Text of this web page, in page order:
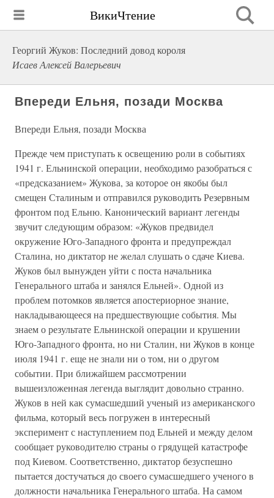
ВикиЧтение
Георгий Жуков: Последний довод короля
Исаев Алексей Валерьевич
Впереди Ельня, позади Москва
Впереди Ельня, позади Москва
Прежде чем приступать к освещению роли в событиях
1941 г. Ельнинской операции, необходимо разобраться с
«предсказанием» Жукова, за которое он якобы был
смещен Сталиным и отправился руководить Резервным
фронтом под Ельню. Канонический вариант легенды
звучит следующим образом: «Жуков предвидел
окружение Юго-Западного фронта и предупреждал
Сталина, но диктатор не желал слушать о сдаче Киева.
Жуков был вынужден уйти с поста начальника
Генерального штаба и занялся Ельней». Одной из
проблем потомков является апостериорное знание,
накладывающееся на предшествующие события. Мы
знаем о результате Ельнинской операции и крушении
Юго-Западного фронта, но ни Сталин, ни Жуков в конце
июля 1941 г. еще не знали ни о том, ни о другом
событии. При ближайшем рассмотрении
вышеизложенная легенда выглядит довольно странно.
Жуков в ней как сумасшедший ученый из американского
фильма, который весь погружен в интересный
эксперимент с наступлением под Ельней и между делом
сообщает руководителю страны о грядущей катастрофе
под Киевом. Соответственно, диктатор безуспешно
пытается достучаться до своего сумасшедшего ученого в
должности начальника Генерального штаба. На самом